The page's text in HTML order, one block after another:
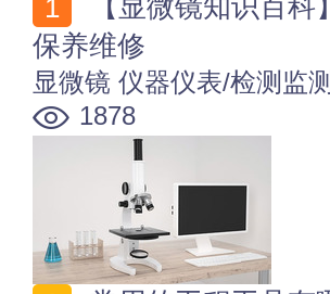
保养维修
显微镜 仪器仪表/检测监测
1878